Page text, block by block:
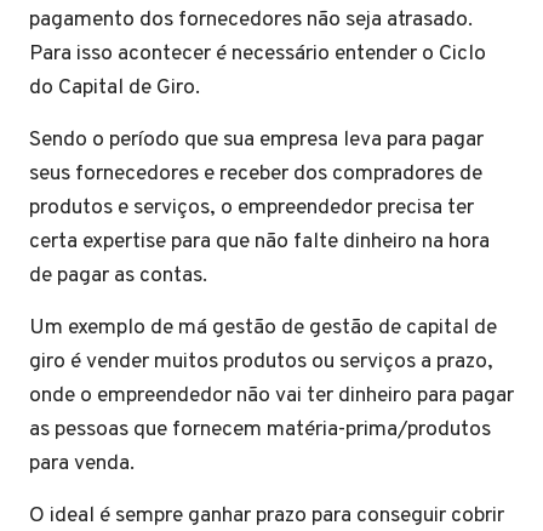
pagamento dos fornecedores não seja atrasado.
Para isso acontecer é necessário entender o Ciclo
do Capital de Giro.
Sendo o período que sua empresa leva para pagar
seus fornecedores e receber dos compradores de
produtos e serviços, o empreendedor precisa ter
certa expertise para que não falte dinheiro na hora
de pagar as contas.
Um exemplo de má gestão de gestão de capital de
giro é vender muitos produtos ou serviços a prazo,
onde o empreendedor não vai ter dinheiro para pagar
as pessoas que fornecem matéria-prima/produtos
para venda.
O ideal é sempre ganhar prazo para conseguir cobrir